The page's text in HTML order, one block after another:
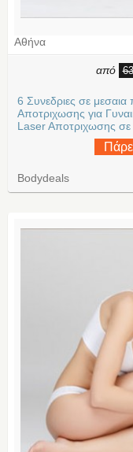
Αθήνα
από
6 Συνεδριες σε
Αποτριχωσης για
Laser Aποτριχωσης σε
Bodydeals